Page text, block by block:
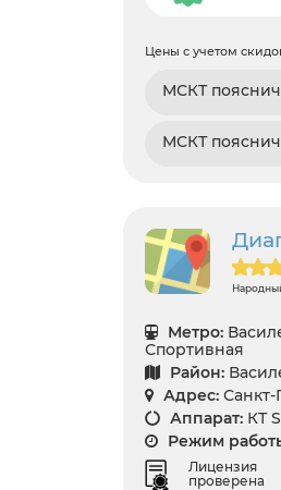
Цены с учетом
МСКТ
МСКТ
Метро:
Спортивная
Район:
Адрес: Санкт-
Аппарат: КТ
Режим
Лицензия
проверена